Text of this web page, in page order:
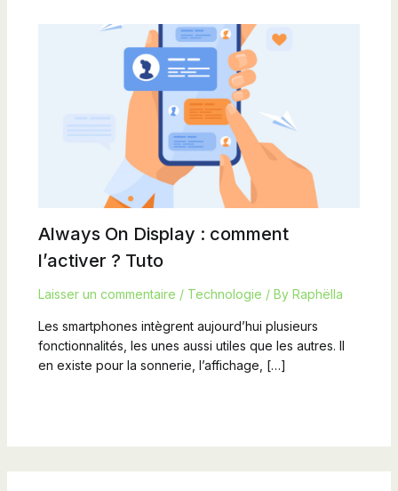
Always On Display : comment
l’activer ? Tuto
Laisser un commentaire / Technologie / By Raphëlla
Les smartphones intègrent aujourd’hui plusieurs
fonctionnalités, les unes aussi utiles que les autres. Il
en existe pour la sonnerie, l’affichage, […]